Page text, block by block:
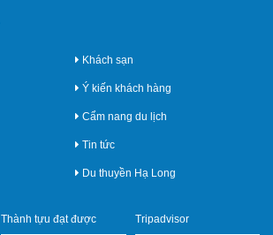
Khách sạn
Ý kiến khách hàng
Cẩm nang du lịch
Tin tức
Du thuyền Hạ Long
Thành tựu đạt được Tripadvisor